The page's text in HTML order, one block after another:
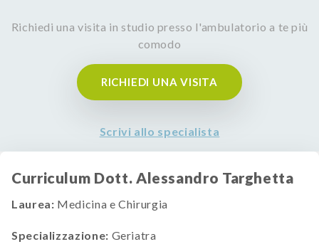
Richiedi una visita in studio presso l'ambulatorio a te più
comodo
RICHIEDI UNA VISITA
Scrivi allo specialista
Curriculum Dott. Alessandro Targhetta
Laurea: Medicina e Chirurgia
Specializzazione: Geriatra